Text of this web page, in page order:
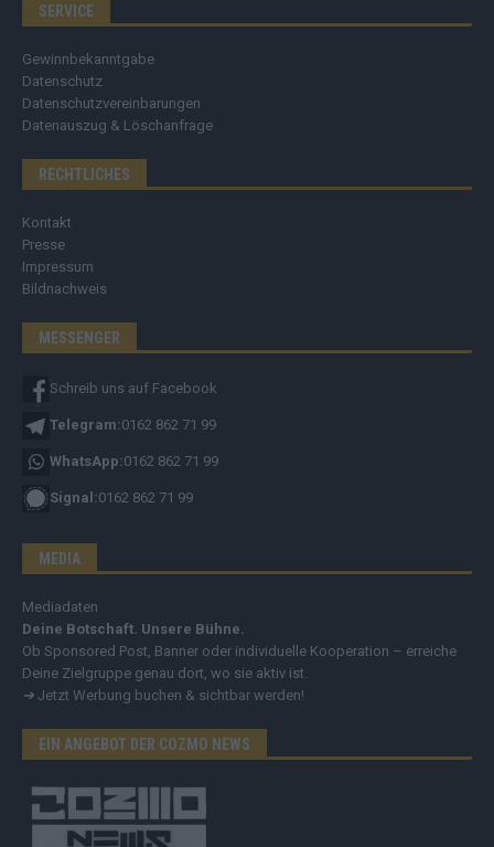
SERVICE
Gewinnbekanntgabe
Datenschutz
Datenschutzvereinbarungen
Datenauszug & Löschanfrage
RECHTLICHES
Kontakt
Presse
Impressum
Bildnachweis
MESSENGER
Schreib uns auf Facebook
Telegram:0162 862 71 99
WhatsApp:0162 862 71 99
Signal:0162 862 71 99
MEDIA
Mediadaten
Deine Botschaft. Unsere Bühne.
Ob Sponsored Post, Banner oder individuelle Kooperation – erreiche
Deine Zielgruppe genau dort, wo sie aktiv ist.
➔ Jetzt Werbung buchen & sichtbar werden!
EIN ANGEBOT DER COZMO NEWS